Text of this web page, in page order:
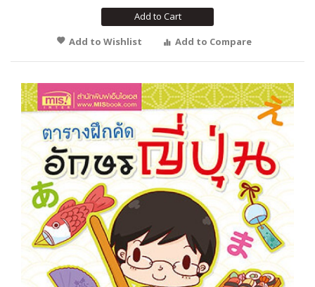
Add to Cart
Add to Wishlist
Add to Compare